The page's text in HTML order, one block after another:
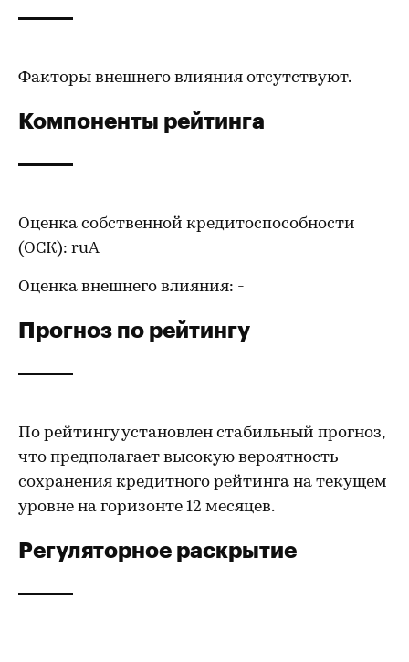
Факторы внешнего влияния отсутствуют.
Компоненты рейтинга
Оценка собственной кредитоспособности
(ОСК): ruА
Оценка внешнего влияния: -
Прогноз по рейтингу
По рейтингу установлен стабильный прогноз,
что предполагает высокую вероятность
сохранения кредитного рейтинга на текущем
уровне на горизонте 12 месяцев.
Регуляторное раскрытие